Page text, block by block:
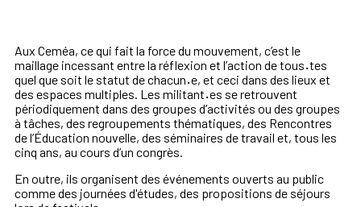
Aux Ceméa, ce qui fait la force du mouvement, c’est le
maillage incessant entre la réflexion et l’action de tous·tes
quel que soit le statut de chacun·e, et ceci dans des lieux et
des espaces multiples. Les militant·es se retrouvent
périodiquement dans des groupes d’activités ou des groupes
à tâches, des regroupements thématiques, des Rencontres
de l’Éducation nouvelle, des séminaires de travail et, tous les
cinq ans, au cours d’un congrès.
En outre, ils organisent des événements ouverts au public
comme des journées d'études, des propositions de séjours